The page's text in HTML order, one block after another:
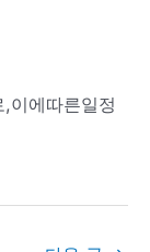
이에따른일정